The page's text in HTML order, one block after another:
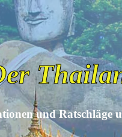
und Ratschläge